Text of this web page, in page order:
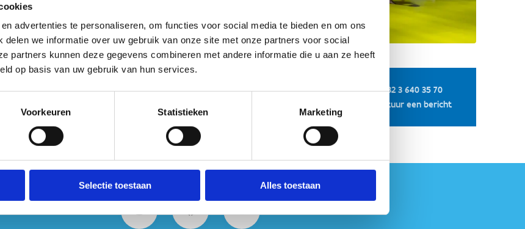
advertenties te personaliseren, om functies voor social media te bieden en om ons
delen we informatie over uw gebruik van onze site met onze partners voor social
partners kunnen deze gegevens combineren met andere informatie die u aan ze heeft
op basis van uw gebruik van hun services.
Voorkeuren Statistieken Marketing
Selectie toestaan Alles toestaan
ons op
+32 3 640 35 70
Stuur een bericht